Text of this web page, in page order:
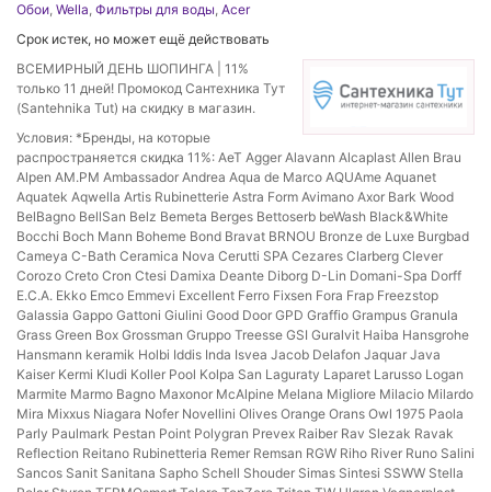
Обои, Wella, Фильтры для воды, Acer
Срок истек, но может ещё действовать
ВСЕМИРНЫЙ ДЕНЬ ШОПИНГА | 11%
только 11 дней! Промокод Сантехника Тут
(Santehnika Tut) на скидку в магазин.
Условия: *Бренды, на которые
распространяется скидка 11%: AeT Agger Alavann Alcaplast Allen Brau
Alpen AM.PM Ambassador Andrea Aqua de Marco AQUAme Aquanet
Aquatek Aqwella Artis Rubinetterie Astra Form Avimano Axor Bark Wood
BelBagno BellSan Belz Bemeta Berges Bettoserb beWash Black&White
Bocchi Boch Mann Boheme Bond Bravat BRNOU Bronze de Luxe Burgbad
Cameya C-Bath Ceramica Nova Cerutti SPA Cezares Clarberg Clever
Corozo Creto Cron Ctesi Damixa Deante Diborg D-Lin Domani-Spa Dorff
E.C.A. Ekko Emco Emmevi Excellent Ferro Fixsen Fora Frap Freezstop
Galassia Gappo Gattoni Giulini Good Door GPD Graffio Grampus Granula
Grass Green Box Grossman Gruppo Treesse GSI Guralvit Haiba Hansgrohe
Hansmann keramik Holbi Iddis Inda Isvea Jacob Delafon Jaquar Java
Kaiser Kermi Kludi Koller Pool Kolpa San Laguraty Laparet Larusso Logan
Marmite Marmo Bagno Maxonor McAlpine Melana Migliore Milacio Milardo
Mira Mixxus Niagara Nofer Novellini Olives Orange Orans Owl 1975 Paola
Parly Paulmark Pestan Point Polygran Prevex Raiber Rav Slezak Ravak
Reflection Reitano Rubinetteria Remer Remsan RGW Riho River Runo Salini
Sancos Sanit Sanitana Sapho Schell Shouder Simas Sintesi SSWW Stella